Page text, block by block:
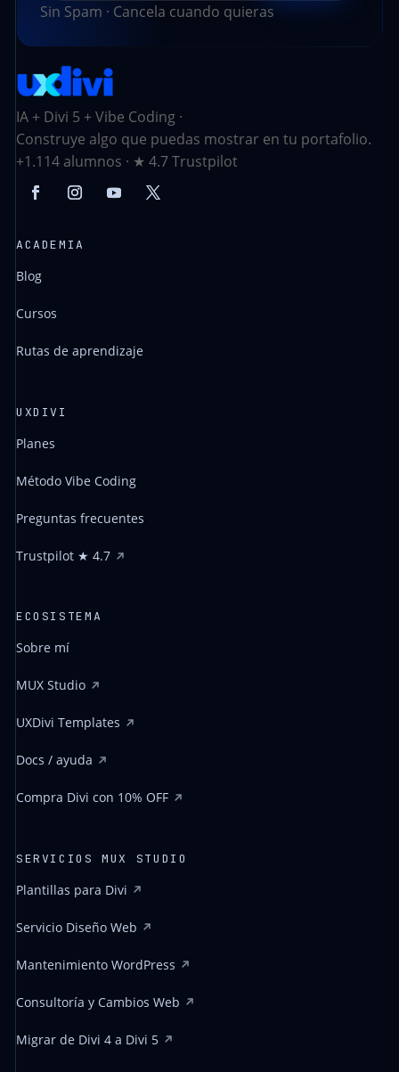
Sin Spam · Cancela cuando quieras
IA + Divi 5 + Vibe Coding ·
Construye algo que puedas mostrar en tu portafolio.
+1.114 alumnos · ★ 4.7 Trustpilot
ACADEMIA
Blog
Cursos
Rutas de aprendizaje
UXDIVI
Planes
Método Vibe Coding
Preguntas frecuentes
Trustpilot ★ 4.7
ECOSISTEMA
Sobre mí
MUX Studio
UXDivi Templates
Docs / ayuda
Compra Divi con 10% OFF
SERVICIOS MUX STUDIO
Plantillas para Divi
Servicio Diseño Web
Mantenimiento WordPress
Consultoría y Cambios Web
Migrar de Divi 4 a Divi 5